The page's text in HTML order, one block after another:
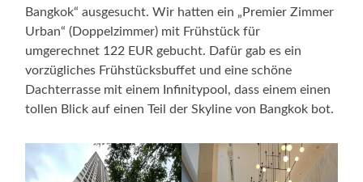
Bangkok“ ausgesucht. Wir hatten ein „Premier Zimmer
Urban“ (Doppelzimmer) mit Frühstück für
umgerechnet 122 EUR gebucht. Dafür gab es ein
vorzügliches Frühstücksbuffet und eine schöne
Dachterrasse mit einem Infinitypool, dass einem einen
tollen Blick auf einen Teil der Skyline von Bangkok bot.